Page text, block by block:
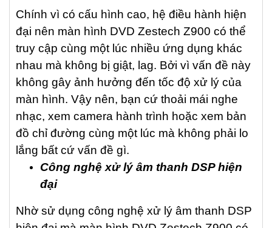
Chính vì có cấu hình cao, hệ điều hành hiện
đại nên màn hình DVD Zestech Z900 có thể
truy cập cùng một lúc nhiều ứng dụng khác
nhau mà không bị giật, lag. Bởi vì vấn đề này
không gây ảnh hưởng đến tốc độ xử lý của
màn hình. Vậy nên, bạn cứ thoải mái nghe
nhạc, xem camera hành trình hoặc xem bản
đồ chỉ đường cùng một lúc mà không phải lo
lắng bất cứ vấn đề gì.
Công nghệ xử lý âm thanh DSP hiện
đại
Nhờ sử dụng công nghệ xử lý âm thanh DSP